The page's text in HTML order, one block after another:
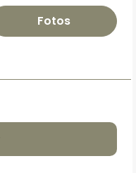
Fotos